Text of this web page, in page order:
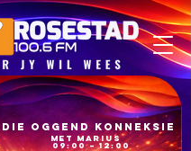
09:00 – 12:00
met Marius
Die Oggend Konneksie